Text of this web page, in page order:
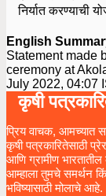
निर्यात करण्याची
English
Statement made
ceremony at
July 2022, 04:07
कृषी
प्रिय वाचक, आमच्यात
कृषी पत्रकारितेसाठी
आणि ग्रामीण
आम्हाला तुमचे समर्थन
भविष्यासाठी मोलाचे आहे.